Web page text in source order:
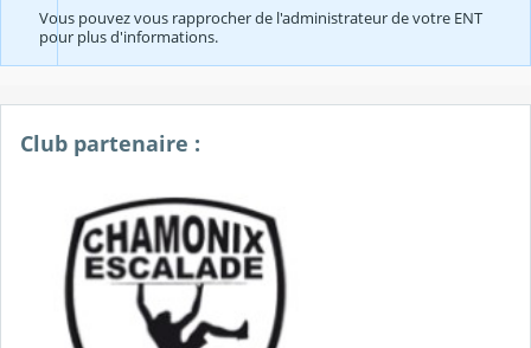
Vous pouvez vous rapprocher de l'administrateur de votre ENT
pour plus d'informations.
Club partenaire :